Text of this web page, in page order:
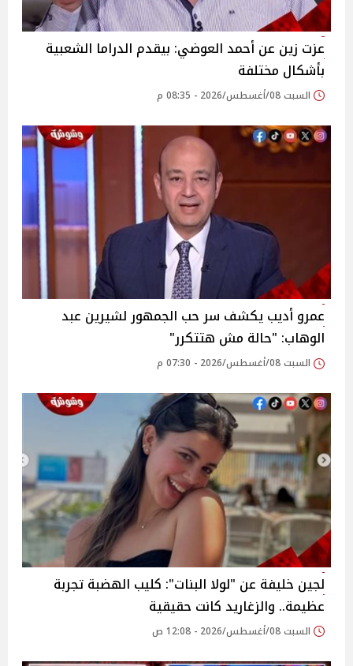
عزت زين عن أحمد العوضي: بيقدم الدراما الشعبية
بأشكال مختلفة
السبت 08/أغسطس/2026 - 08:35 م
عمرو أديب يكشف سر حب الجمهور لشيرين عبد
الوهاب: "حالة مش هتتكرر"
السبت 08/أغسطس/2026 - 07:30 م
لجين خليفة عن "لولا البنات": كليب الهضبة تجربة
عظيمة.. والزغاريد كانت حقيقية
السبت 08/أغسطس/2026 - 12:08 ص